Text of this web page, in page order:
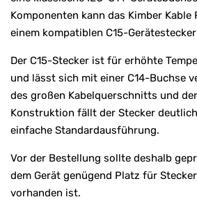
Komponenten kann das Kimber Kable
einem kompatiblen C15-
Der C15-Stecker ist für erhöhte
und lässt sich mit einer C14-Buchse
des großen Kabelquerschnitts und
Konstruktion fällt der Stecker
einfache Standardausführung.
Vor der Bestellung sollte deshalb
dem Gerät genügend Platz für
vorhanden ist.